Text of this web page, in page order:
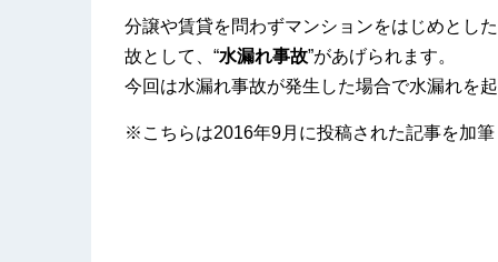
分譲や賃貸を問わずマンションをはじめとし
故として、“水漏れ事故”があげられます。
今回は水漏れ事故が発生した場合で水漏れを
※こちらは2016年9月に投稿された記事を加